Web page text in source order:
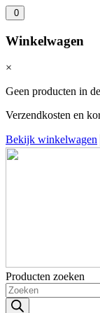
0
Winkelwagen
×
Geen producten in
Verzendkosten en
Bekijk winkelwagen
Producten zoeken